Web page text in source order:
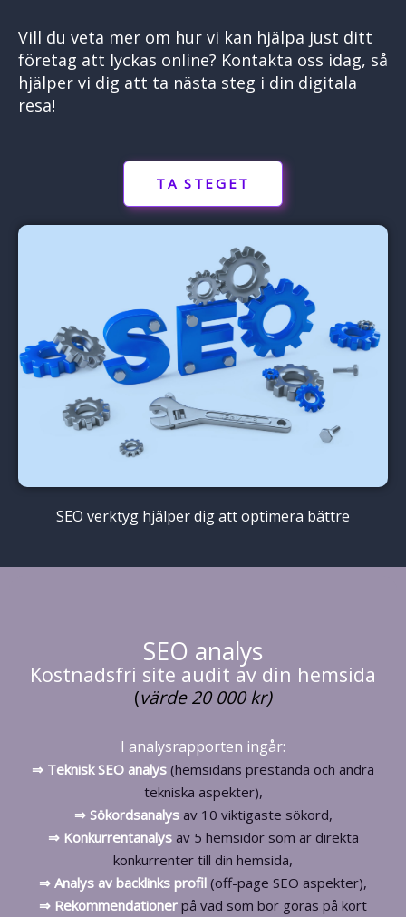
Vill du veta mer om hur vi kan hjälpa just ditt
företag att lyckas online? Kontakta oss idag, så
hjälper vi dig att ta nästa steg i din digitala
resa!
TA STEGET
SEO verktyg hjälper dig att optimera bättre
SEO analys
Kostnadsfri site audit av din hemsida
(värde 20 000 kr)
I analysrapporten ingår:
⇒ TekniskSEO analys (hemsidans prestanda och andra
tekniska aspekter),
⇒ Sökordsanalys av 10 viktigaste sökord,
⇒ Konkurrentanalysav 5 hemsidor som är direkta
konkurrenter till din hemsida,
⇒ Analys av backlinks profil (off-page SEO aspekter),
⇒ Rekommendationer på vad som bör göras på kort